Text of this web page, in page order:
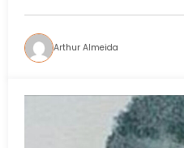
Arthur Almeida